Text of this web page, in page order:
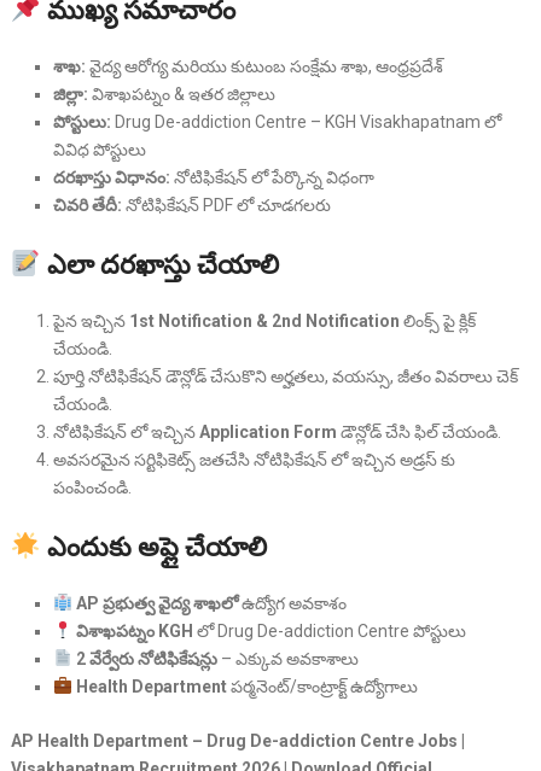
ముఖ్య సమాచారం
శాఖ: వైద్య ఆరోగ్య మరియు కుటుంబ సంక్షేమ శాఖ, ఆంధ్రప్రదేశ్
జిల్లా: విశాఖపట్నం & ఇతర జిల్లాలు
పోస్టులు: Drug De-addiction Centre – KGH Visakhapatnam లో
వివిధ పోస్టులు
దరఖాస్తు విధానం: నోటిఫికేషన్ లో పేర్కొన్న విధంగా
చివరి తేదీ: నోటిఫికేషన్ PDF లో చూడగలరు
ఎలా దరఖాస్తు చేయాలి
పైన ఇచ్చిన 1st Notification & 2nd Notification లింక్స్ పై క్లిక్
చేయండి.
పూర్తి నోటిఫికేషన్ డౌన్లోడ్ చేసుకొని అర్హతలు, వయస్సు, జీతం వివరాలు చెక్
చేయండి.
నోటిఫికేషన్ లో ఇచ్చినApplication Form డౌన్లోడ్ చేసి ఫిల్ చేయండి.
అవసరమైన సర్టిఫికెట్స్ జతచేసి నోటిఫికేషన్ లో ఇచ్చిన అడ్రస్ కు
పంపించండి.
ఎందుకు అప్లై చేయాలి
AP ప్రభుత్వ వైద్య శాఖలోఉద్యోగ అవకాశం
విశాఖపట్నం KGH లో Drug De-addiction Centre పోస్టులు
2 వేర్వేరు నోటిఫికేషన్లు– ఎక్కువ అవకాశాలు
Health Departmentపర్మనెంట్/కాంట్రాక్ట్ ఉద్యోగాలు
AP Health Department – Drug De-addiction Centre Jobs |